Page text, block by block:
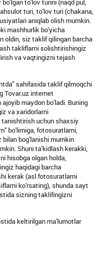
to'lov turini (naqd pul,
turi, to'lov turi (chakana,
aniqlab olish mumkin.
mashhurlik bo'yicha
oldin, siz taklif qilingan barcha
takliflarni solishtirishingiz
va vaqtingizni tejash
sahifasida taklif qilmoqchi
Tovar.uz internet
maydon bo'ladi. Buning
va xaridorlarni
uchun shaxsiy
bo'limiga, fotosuratlarni,
bog'lanishi mumkin
Shuni ta'kidlash kerakki,
hisobga olgan holda,
haqidagi barcha
kerak (asl fotosuratlarni
ko'rsating), shunda sayt
sizning taklifingizni
keltirilgan ma'lumotlar